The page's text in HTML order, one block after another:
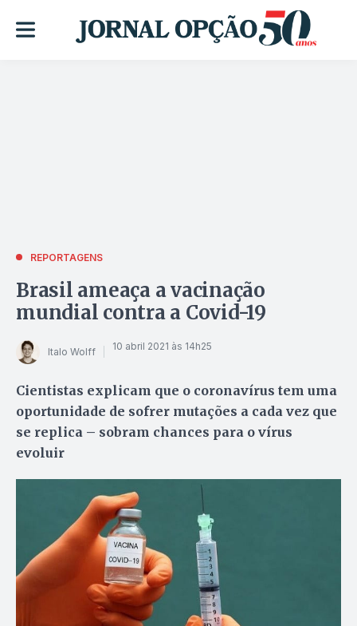
REPORTAGENS
Brasil ameaça a vacinação
mundial contra a Covid-19
Italo Wolff 10 abril 2021 às 14h25
Cientistas explicam que o coronavírus tem uma
oportunidade de sofrer mutações a cada vez que
se replica – sobram chances para o vírus
evoluir